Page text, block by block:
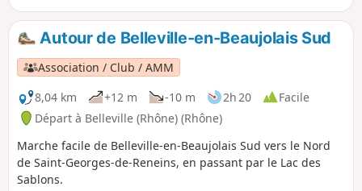
brune, bloc de granit, le "gros caillou" local.
Autour de Belleville-en-Beaujolais Sud
Association / Club / AMM
8,04 km
+12 m -10 m 2h 20
Facile
Départ à Belleville (Rhône) (Rhône)
Marche facile de Belleville-en-Beaujolais Sud vers le Nord
de Saint-Georges-de-Reneins, en passant par le Lac des
Sablons.